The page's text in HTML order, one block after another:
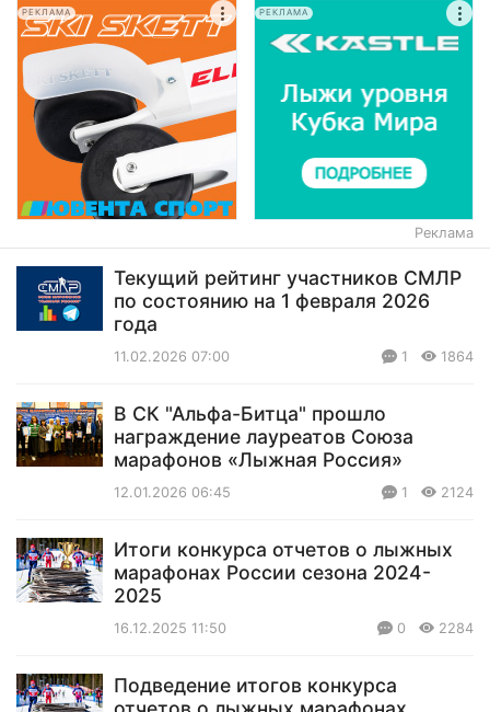
РЕКЛАМА РЕКЛАМА
Реклама
Текущий рейтинг участников СМЛР
по состоянию на 1 февраля 2026
года
11.02.2026 07:00 1 1864
В СК "Альфа-Битца" прошло
награждение лауреатов Союза
марафонов «Лыжная Россия»
12.01.2026 06:45 1 2124
Итоги конкурса отчетов о лыжных
марафонах России сезона 2024-
2025
16.12.2025 11:50 0 2284
Подведение итогов конкурса